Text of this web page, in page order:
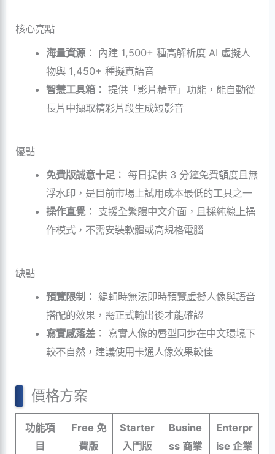
核心亮點
海量資源： 內建 1,500+ 種高解析度 AI 虛擬人
物與 1,450+ 種擬真語音
智慧工具箱： 提供「影片精華」功能，能自動從
長片中擷取精彩片段生成短影音
優點
免費版誠意十足 ： 每日提供 3 分鐘免費額度且無
浮水印，是目前市場上試用成本最低的工具之一
操作直覺： 支援全繁體中文介面，且採純線上操
作模式，不需安裝軟體或高規格電腦
缺點
預覽限制 ： 編輯時無法即時預覽虛擬人像與語音
搭配的效果，需正式輸出後才能確認
寫實感落差： 寫實人像的唇型同步在中文環境下
較不自然，建議使用卡通人像效果較佳
價格方案
功能項
目
Free 免
費版
Starter
入門版
Busine
ss 商業
Enterpr
ise 企業